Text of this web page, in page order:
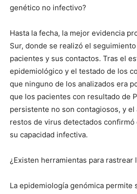
genético no infectivo?
Hasta la fecha, la mejor evidencia
Sur, donde se realizó el
pacientes y sus contactos. Tras el
epidemiológico y el testado de los
que ninguno de los analizados era
que los pacientes con resultado de
persistente no son contagiosos, y el
restos de virus detectados confirmó
su capacidad infectiva.
¿Existen herramientas para rastrear
La epidemiología genómica permite